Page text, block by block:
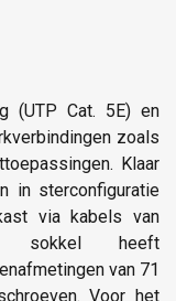
(UTP Cat. 5E) en
zoals
Klaar
in sterconfiguratie
via kabels van
sokkel heeft
van 71
Voor het